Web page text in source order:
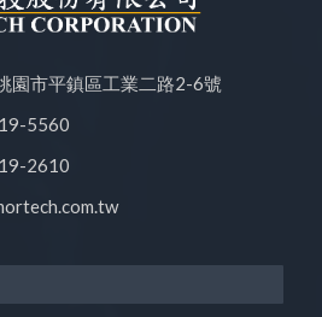
園市平鎮區工業二路2-6號
5560
2610